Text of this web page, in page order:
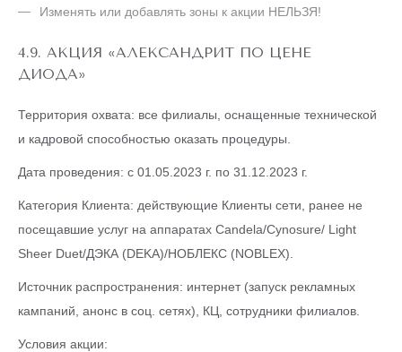
Изменять или добавлять зоны к акции НЕЛЬЗЯ!
4.9. АКЦИЯ «АЛЕКСАНДРИТ ПО ЦЕНЕ
ДИОДА»
Территория охвата: все филиалы, оснащенные технической
и кадровой способностью оказать процедуры.
Дата проведения: с 01.05.2023 г. по 31.12.2023 г.
Категория Клиента: действующие Клиенты сети, ранее не
посещавшие услуг на аппаратах Candela/Cynosure/ Light
Sheer Duet/ДЭКА (DEKA)/НОБЛЕКС (NOBLEX).
Источник распространения: интернет (запуск рекламных
кампаний, анонс в соц. сетях), КЦ, сотрудники филиалов.
Условия акции: